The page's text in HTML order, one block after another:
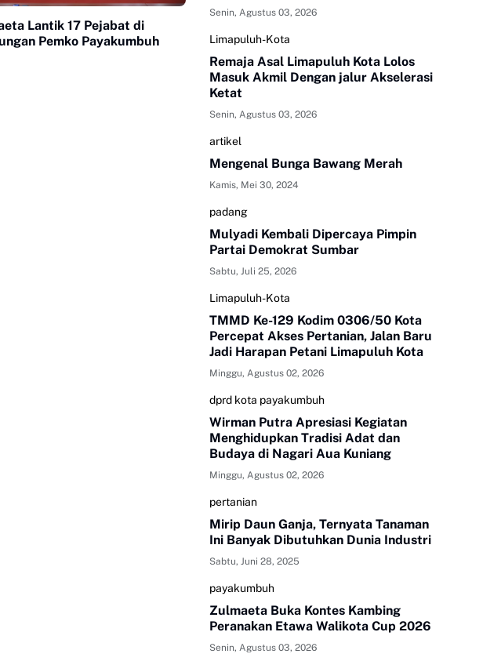
Lantik 17 Pejabat di
Pemko Payakumbuh
Senin, Agustus 03, 2026
Limapuluh-Kota
Remaja Asal Limapuluh Kota Lolos
Masuk Akmil Dengan jalur Akselerasi
Ketat
Senin, Agustus 03, 2026
artikel
Mengenal Bunga Bawang Merah
Kamis, Mei 30, 2024
padang
Mulyadi Kembali Dipercaya Pimpin
Partai Demokrat Sumbar
Sabtu, Juli 25, 2026
Limapuluh-Kota
TMMD Ke-129 Kodim 0306/50 Kota
Percepat Akses Pertanian, Jalan Baru
Jadi Harapan Petani Limapuluh Kota
Minggu, Agustus 02, 2026
dprd kota payakumbuh
Wirman Putra Apresiasi Kegiatan
Menghidupkan Tradisi Adat dan
Budaya di Nagari Aua Kuniang
Minggu, Agustus 02, 2026
pertanian
Mirip Daun Ganja, Ternyata Tanaman
Ini Banyak Dibutuhkan Dunia Industri
Sabtu, Juni 28, 2025
payakumbuh
Zulmaeta Buka Kontes Kambing
Peranakan Etawa Walikota Cup 2026
Senin, Agustus 03, 2026